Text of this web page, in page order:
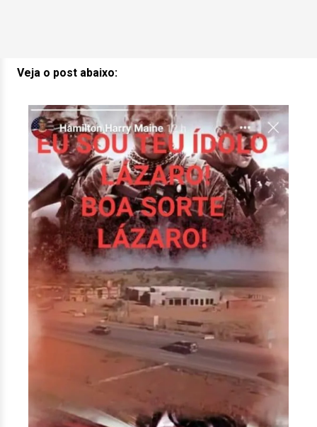
Veja o post abaixo: